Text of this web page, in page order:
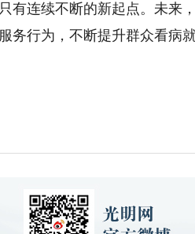
连续不断的新起点。未来
务行为，不断提升群众看病